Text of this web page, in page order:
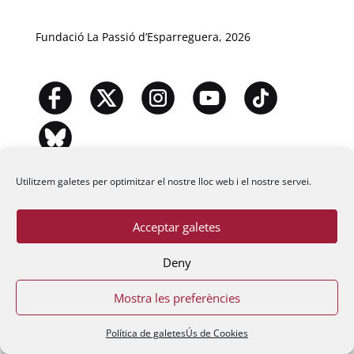
Utilitzem galetes per optimitzar el nostre lloc web i el nostre servei.
Acceptar galetes
Deny
Mostra les preferències
Política de galetesÚs de Cookies
Fundació La Passió d’Esparreguera, 2026